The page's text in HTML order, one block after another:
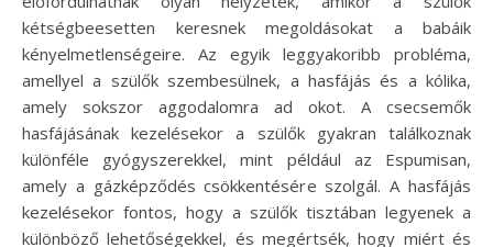
kétségbeesetten keresnek megoldásokat a babáik
kényelmetlenségeire. Az egyik leggyakoribb probléma,
amellyel a szülők szembesülnek, a hasfájás és a kólika,
amely sokszor aggodalomra ad okot. A csecsemők
hasfájásának kezelésekor a szülők gyakran találkoznak
különféle gyógyszerekkel, mint például az Espumisan,
amely a gázképződés csökkentésére szolgál. A hasfájás
kezelésekor fontos, hogy a szülők tisztában legyenek a
különböző lehetőségekkel, és megértsék, hogy miért és